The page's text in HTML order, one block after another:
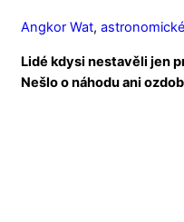
Angkor Wat,
Lidé kdysi nestavěli jen
Nešlo o náhodu ani